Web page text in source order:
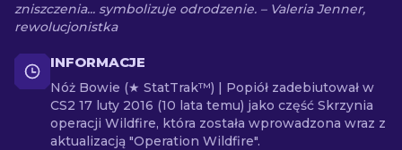
zniszczenia... symbolizuje odrodzenie. – Valeria Jenner,
rewolucjonistka
INFORMACJE
Nóż Bowie (★ StatTrak™) | Popiół zadebiutował w
CS2 17 luty 2016 (10 lata temu) jako część Skrzynia
operacji Wildfire, która została wprowadzona wraz z
aktualizacją "Operation Wildfire".